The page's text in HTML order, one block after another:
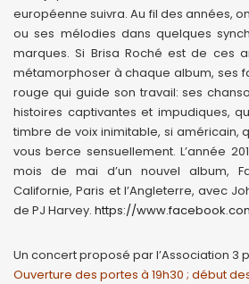
européenne suivra. Au fil des années,
ou ses mélodies dans quelques
marques. Si Brisa Roché est de ces
métamorphoser à chaque album, ses
rouge qui guide son travail: ses
histoires captivantes et impudiques,
timbre de voix inimitable, si américain,
vous berce sensuellement. L’année
mois de mai d’un nouvel album,
Californie, Paris et l’Angleterre, avec
de PJ Harvey. https://
Un concert proposé par l’Association 3
Ouverture des portes à 19h30 ; début